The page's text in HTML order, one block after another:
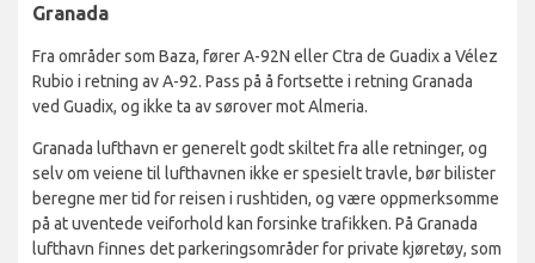
Granada
Fra områder som Baza, fører A-92N eller Ctra de Guadix a Vélez
Rubio i retning av A-92. Pass på å fortsette i retning Granada
ved Guadix, og ikke ta av sørover mot Almeria.
Granada lufthavn er generelt godt skiltet fra alle retninger, og
selv om veiene til lufthavnen ikke er spesielt travle, bør bilister
beregne mer tid for reisen i rushtiden, og være oppmerksomme
på at uventede veiforhold kan forsinke trafikken. På Granada
lufthavn finnes det parkeringsområder for private kjøretøy, som